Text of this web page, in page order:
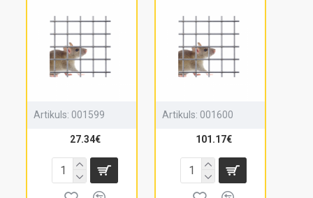
Artikuls: 001599
27.34€
Artikuls: 001600
101.17€